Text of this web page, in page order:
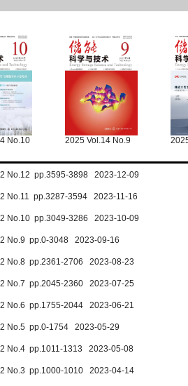
No.10 2025 Vol.14 No.9
No.12 pp.3595-3898 2023-12-09
No.11 pp.3287-3594 2023-11-16
No.10 pp.3049-3286 2023-10-09
No.9 pp.0-3048 2023-09-16
No.8 pp.2361-2706 2023-08-23
No.7 pp.2045-2360 2023-07-25
No.6 pp.1755-2044 2023-06-21
No.5 pp.0-1754 2023-05-29
No.4 pp.1011-1313 2023-05-08
No.3 pp.1000-1010 2023-04-14